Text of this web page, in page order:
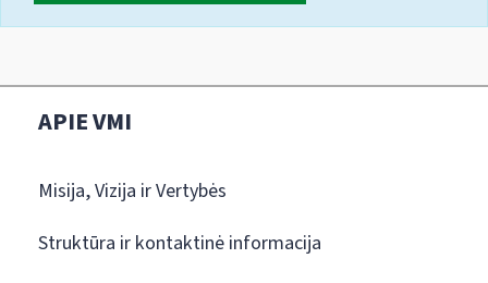
APIE VMI
Misija, Vizija ir Vertybės
Struktūra ir kontaktinė informacija